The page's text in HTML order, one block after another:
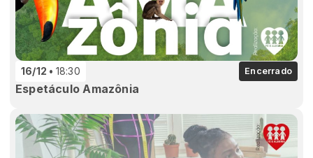
16/12 18:30 Encerrado
Espetáculo Amazônia